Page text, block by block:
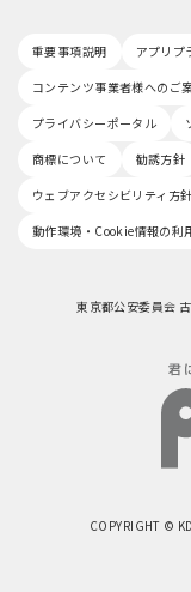
重要事項説明 アプリプ
コンテンツ事業者様へのご
プライバシーポータル
商標について
勧誘方針
ウェブアクセシビリティ方
動作環境・Cookie情報の利
東京都公安委員会
COPYRIGHT ©